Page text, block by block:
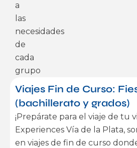
a
las
necesidades
de
cada
grupo
Viajes Fin de Curso:
(bachillerato y grados)
¡Prepárate para el viaje de tu
Experiences Vía de la Plata,
en viajes de fin de curso